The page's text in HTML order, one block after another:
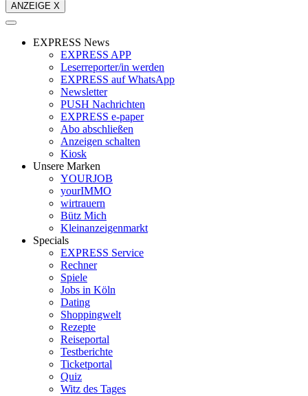
ANZEIGE X
EXPRESS News
EXPRESS APP
Leserreporter/in werden
EXPRESS auf WhatsApp
Newsletter
PUSH Nachrichten
EXPRESS e-paper
Abo abschließen
Anzeigen schalten
Kiosk
Unsere Marken
YOURJOB
yourIMMO
wirtrauern
Bütz Mich
Kleinanzeigenmarkt
Specials
EXPRESS Service
Rechner
Spiele
Jobs in Köln
Dating
Shoppingwelt
Rezepte
Reiseportal
Testberichte
Ticketportal
Quiz
Witz des Tages